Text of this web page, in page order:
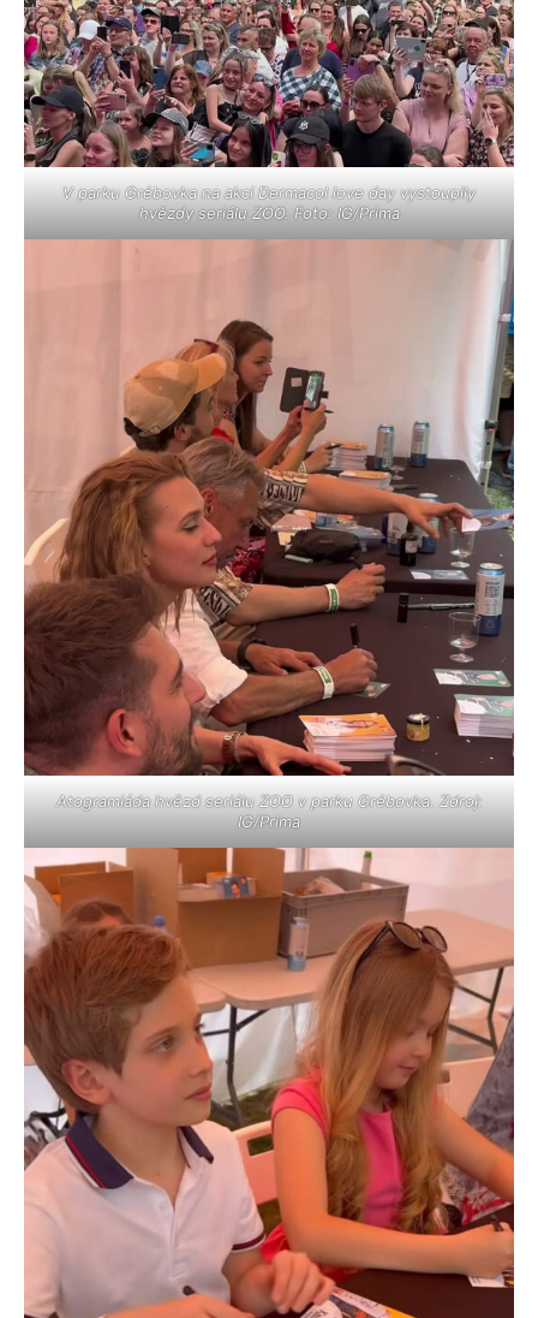
V parku Grébovka na akci Dermacol love day vystoupily
hvězdy seriálu ZOO. Foto: IG/Prima
Atogramiáda hvězd seriálu ZOO v parku Grébovka. Zdroj:
IG/Prima